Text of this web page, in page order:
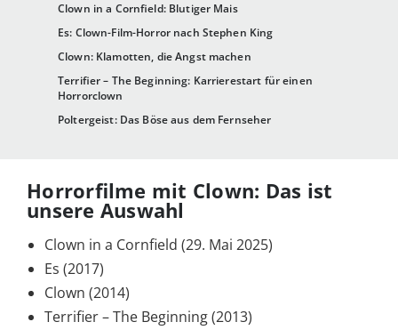
Clown in a Cornfield: Blutiger Mais
Es: Clown-Film-Horror nach Stephen King
Clown: Klamotten, die Angst machen
Terrifier – The Beginning: Karrierestart für einen
Horrorclown
Poltergeist: Das Böse aus dem Fernseher
Horrorfilme mit Clown: Das ist
unsere Auswahl
Clown in a Cornfield (29. Mai 2025)
Es (2017)
Clown (2014)
Terrifier – The Beginning (2013)